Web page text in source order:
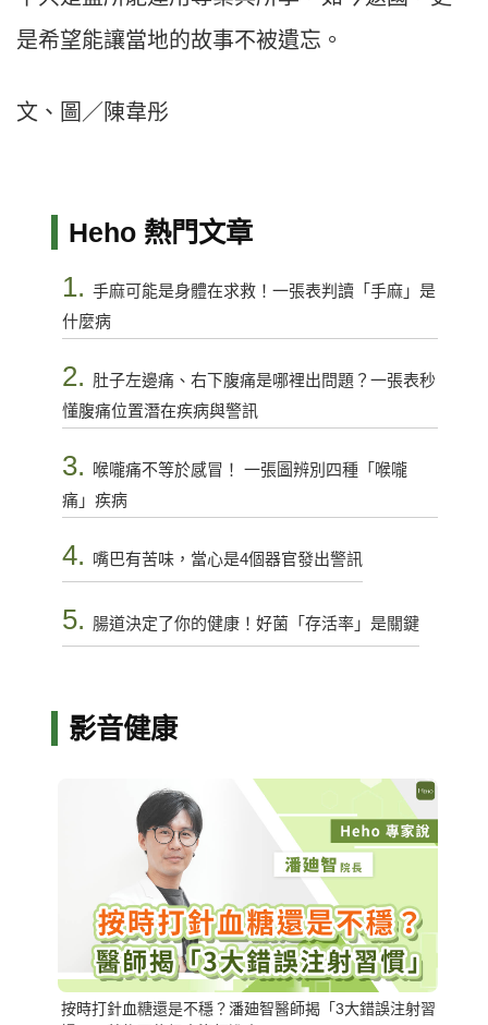
是希望能讓當地的故事不被遺忘。
文、圖／陳韋彤
Heho 熱門文章
1. 手麻可能是身體在求救！一張表判讀「手麻」是
什麼病
2. 肚子左邊痛、右下腹痛是哪裡出問題？一張表秒
懂腹痛位置潛在疾病與警訊
3.
喉嚨痛不等於感冒！ 一張圖辨別四種「喉嚨
痛」疾病
4. 嘴巴有苦味，當心是4個器官發出警訊
5. 腸道決定了你的健康！好菌「存活率」是關鍵
影音健康
按時打針血糖還是不穩？潘廸智醫師揭「3大錯誤注射習